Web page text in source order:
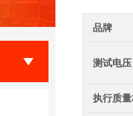
品牌
测试电压
执行质